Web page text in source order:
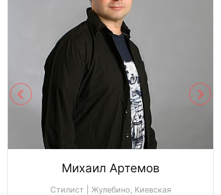
Михаил Артемов
Стилист | Жулебино, Киевская